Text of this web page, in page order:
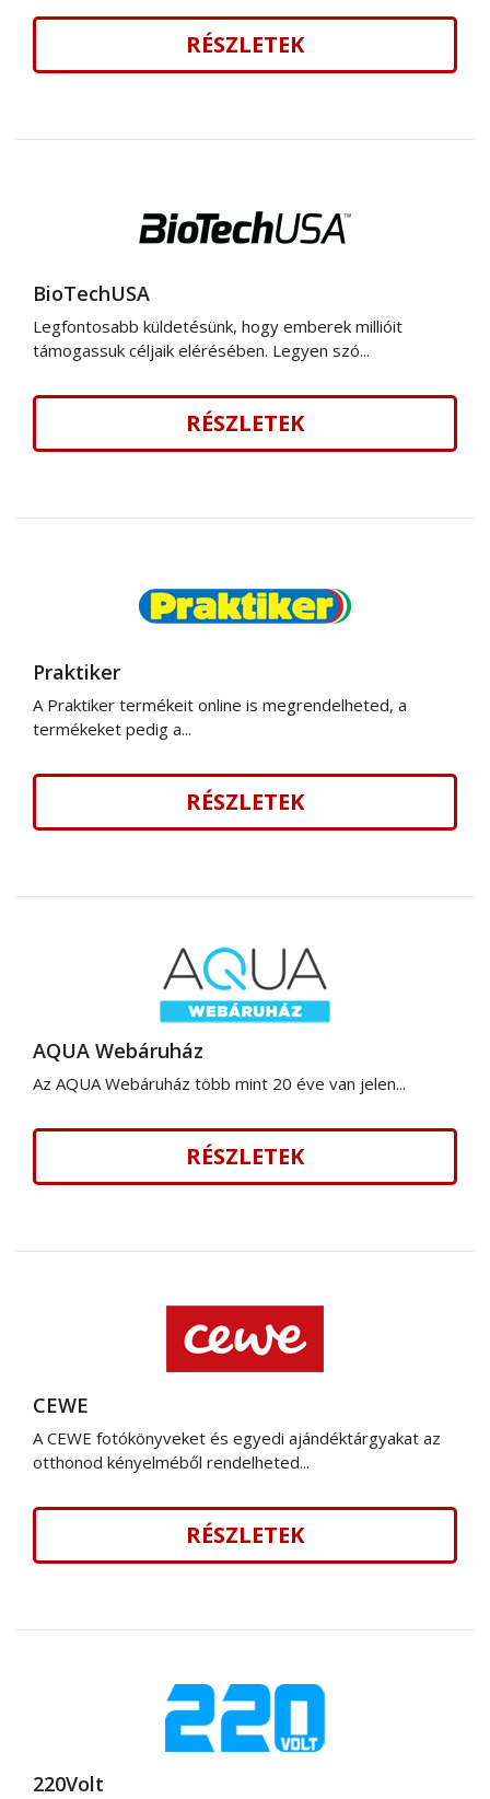
RÉSZLETEK
BioTechUSA
Legfontosabb küldetésünk, hogy emberek millióit
támogassuk céljaik elérésében. Legyen szó...
RÉSZLETEK
Praktiker
A Praktiker termékeit online is megrendelheted, a
termékeket pedig a...
RÉSZLETEK
AQUA Webáruház
Az AQUA Webáruház több mint 20 éve van jelen...
RÉSZLETEK
CEWE
A CEWE fotókönyveket és egyedi ajándéktárgyakat az
otthonod kényelméből rendelheted...
RÉSZLETEK
220Volt